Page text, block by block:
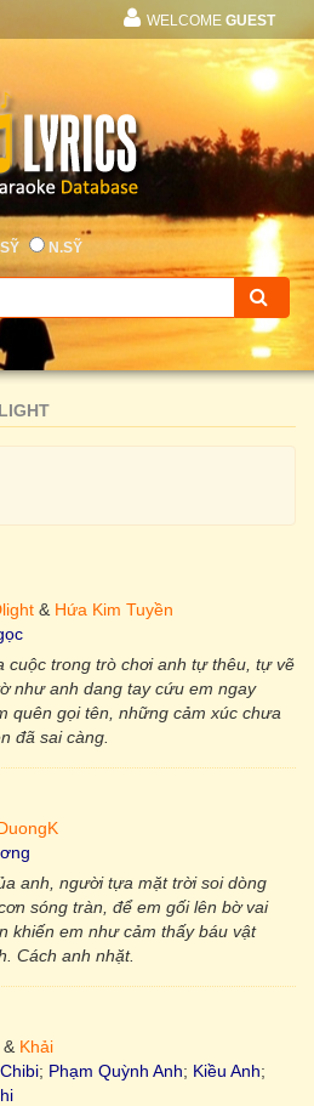
WELCOME GUEST
N.SỸ
& Hứa Kim Tuyền
cuộc trong trò chơi anh tự thêu, tự vẽ
như anh dang tay cứu em ngay
quên gọi tên, những cảm xúc chưa
đã sai càng.
anh, người tựa mặt trời soi dòng
sóng tràn, để em gối lên bờ vai
khiến em như cảm thấy báu vật
Cách anh nhặt.
& Khải
; Phạm Quỳnh Anh; Kiều Anh;